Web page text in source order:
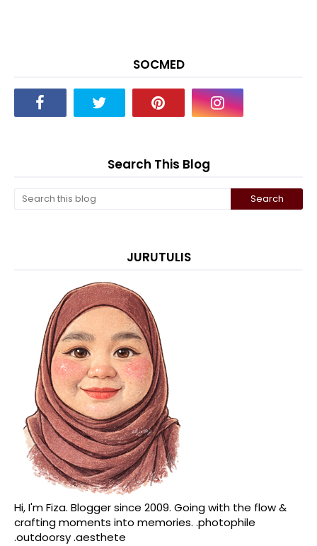
SOCMED
Search This Blog
JURUTULIS
Hi, I'm Fiza. Blogger since 2009. Going with the flow &
crafting moments into memories. .photophile
.outdoorsy .aesthete